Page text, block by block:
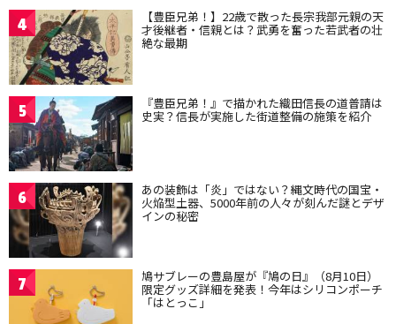
4 【豊臣兄弟！】22歳で散った長宗我部元親の天
才後継者・信親とは？武勇を奮った若武者の壮
絶な最期
5 『豊臣兄弟！』で描かれた織田信長の道普請は
史実？信長が実施した街道整備の施策を紹介
6 あの装飾は「炎」ではない？縄文時代の国宝・
火焔型土器、5000年前の人々が刻んだ謎とデザ
インの秘密
7 鳩サブレーの豊島屋が『鳩の日』（8月10日）
限定グッズ詳細を発表！今年はシリコンポーチ
「はとっこ」